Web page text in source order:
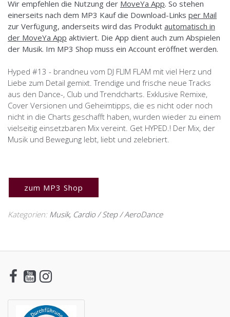
Wir empfehlen die Nutzung der MoveYa App. So stehen
einerseits nach dem MP3 Kauf die Download-Links per Mail
zur Verfügung, anderseits wird das Produkt automatisch in
der MoveYa App aktiviert. Die App dient auch zum Abspielen
der Musik. Im MP3 Shop muss ein Account eröffnet werden.
Hyped #13 - brandneu vom DJ FLIM FLAM mit viel Herz und
Liebe zum Detail gemixt. Trendige und frische neue Tracks
aus den Dance-, Club und Trendcharts. Exklusive Remixe,
Cover Versionen und Geheimtipps, die es nicht oder noch
nicht in die Charts geschafft haben, wurden wieder zu einem
vielseitig einsetzbaren Mix vereint. Get HYPED.! Der Mix, der
Musik und Bewegung lebt, liebt und zelebriert.
zum MP3 Shop
Kategorien: Musik, Cardio / Step / AeroDance